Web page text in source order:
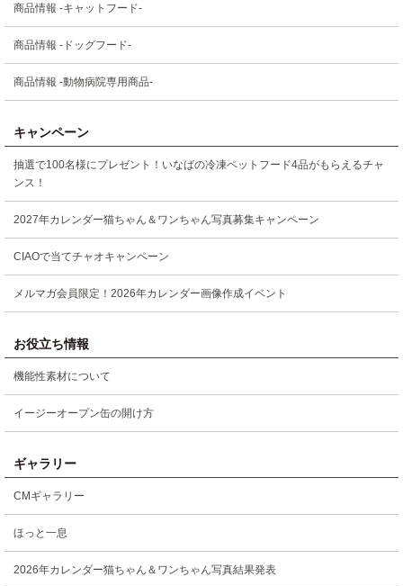
商品情報 -キャットフード-
商品情報 -ドッグフード-
商品情報 -動物病院専用商品-
キャンペーン
抽選で100名様にプレゼント！いなばの冷凍ペットフード4品がもらえるチャ
ンス！
2027年カレンダー猫ちゃん＆ワンちゃん写真募集キャンペーン
CIAOで当てチャオキャンペーン
メルマガ会員限定！2026年カレンダー画像作成イベント
お役立ち情報
機能性素材について
イージーオープン缶の開け方
ギャラリー
CMギャラリー
ほっと一息
2026年カレンダー猫ちゃん＆ワンちゃん写真結果発表